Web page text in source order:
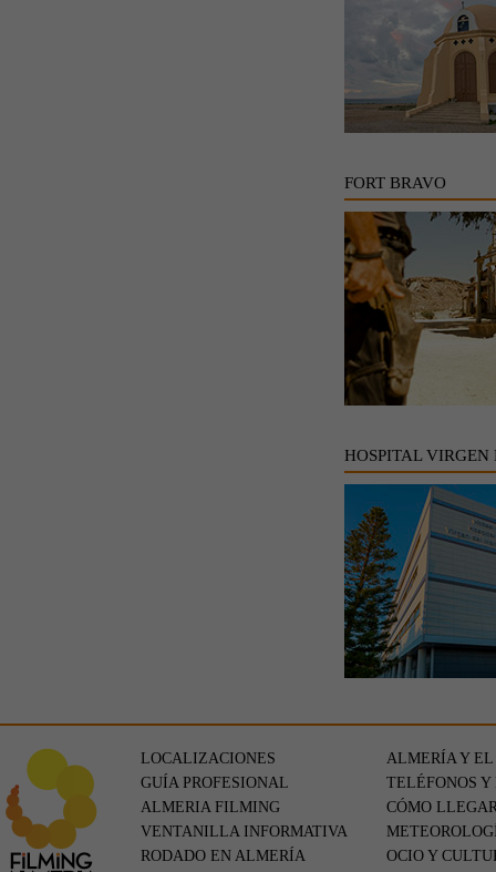
FORT BRAVO
HOSPITAL VIRGEN
LOCALIZACIONES
GUÍA PROFESIONAL
ALMERIA FILMING
VENTANILLA INFORMATIVA
RODADO EN ALMERÍA
ALMERÍA Y EL
TELÉFONOS Y
CÓMO
OCIO Y